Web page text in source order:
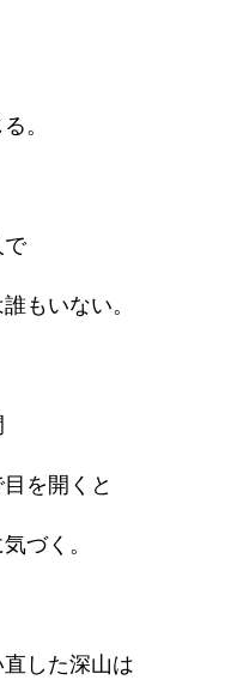
。
で
もいない。
を開くと
づく。
した深山は